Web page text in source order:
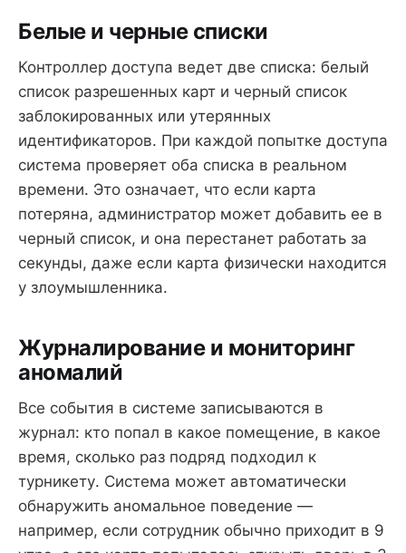
Белые и черные списки
Контроллер доступа ведет две списка: белый
список разрешенных карт и черный список
заблокированных или утерянных
идентификаторов. При каждой попытке доступа
система проверяет оба списка в реальном
времени. Это означает, что если карта
потеряна, администратор может добавить ее в
черный список, и она перестанет работать за
секунды, даже если карта физически находится
у злоумышленника.
Журналирование и мониторинг
аномалий
Все события в системе записываются в
журнал: кто попал в какое помещение, в какое
время, сколько раз подряд подходил к
турникету. Система может автоматически
обнаружить аномальное поведение —
например, если сотрудник обычно приходит в 9